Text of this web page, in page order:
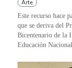
Arte
Este recurso hace
que se deriva del
Bicentenario de la
Educación